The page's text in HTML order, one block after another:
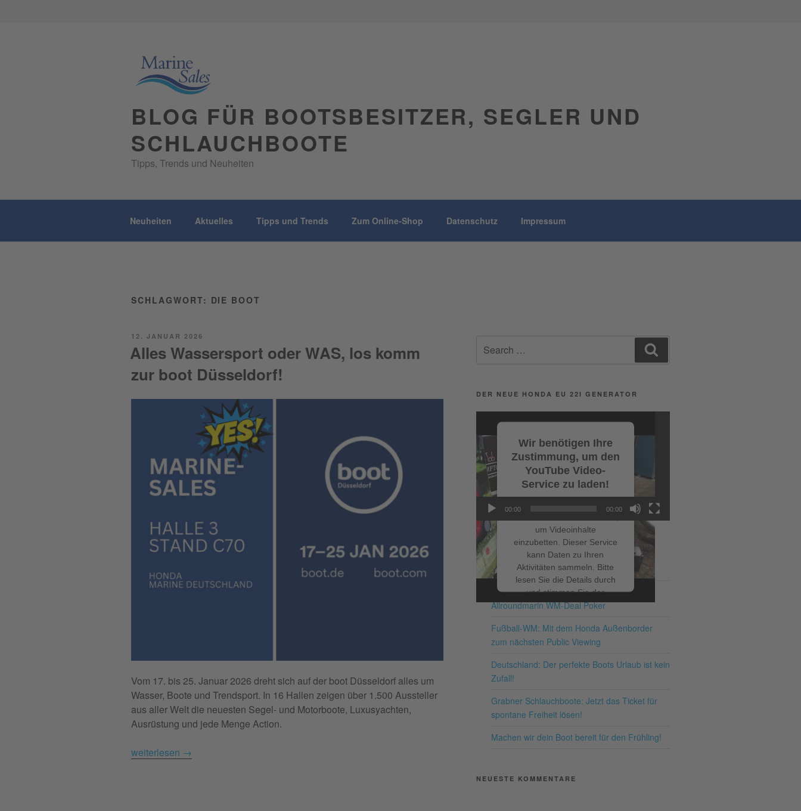
BLOG FÜR BOOTSBESITZER, SEGLER UND
SCHLAUCHBOOTE
Tipps, Trends und Neuheiten
Neuheiten Aktuelles Tipps und Trends Zum Online-Shop Datenschutz Impressum
SCHLAGWORT: DIE BOOT
POSTED
12. JANUAR 2026
Alles Wassersport oder WAS, los komm
zur boot Düsseldorf!
Vom 17. bis 25. Januar 2026 dreht sich auf der boot Düsseldorf alles um
Wasser, Boote und Trendsport. In 16 Hallen zeigen über 1.500 Aussteller
aus aller Welt die neuesten Segel- und Motorboote, Luxusyachten,
Ausrüstung und jede Menge Action.
weiterlesen →
for:
DER NEUE HONDA EU 22I GENERATOR
Wir benötigen Ihre
Zustimmung, um den
YouTube Video-
Service zu laden!
um Videoinhalte
einzubetten. Dieser Service
kann Daten zu Ihren
Aktivitäten sammeln. Bitte
lesen Sie die Details durch
und stimmen Sie der
Nutzung des Service zu, um
powered byUsercentrics
Consent Management
00:00 00:00
NEUESTE BEITRÄGE
Schnappe dir bis zum 19.07.2026 – den
Allroundmarin WM-Deal Poker
Fußball-WM: Mit dem Honda Außenborder
zum nächsten Public Viewing
Deutschland: Der perfekte Boots Urlaub ist kein
Zufall!
Grabner Schlauchboote: Jetzt das Ticket für
spontane Freiheit lösen!
Machen wir dein Boot bereit für den Frühling!
NEUESTE KOMMENTARE
Facebook